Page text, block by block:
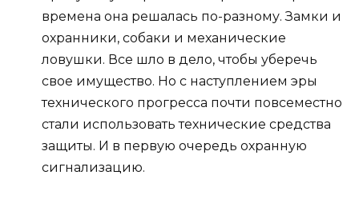
времена она решалась по-разному. Замки и
охранники, собаки и механические
ловушки. Все шло в дело, чтобы уберечь
свое имущество. Но с наступлением эры
технического прогресса почти повсеместно
стали использовать технические средства
защиты. И в первую очередь охранную
сигнализацию.